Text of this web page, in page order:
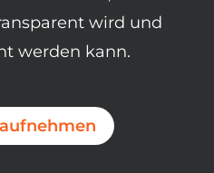
wird und
werden kann.